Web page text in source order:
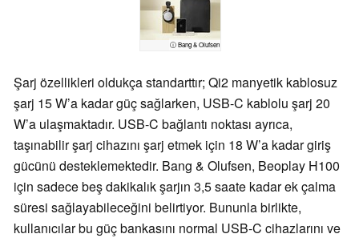
ⓘ Bang & Olufsen
Şarj özellikleri oldukça standarttır; Qi2 manyetik kablosuz
şarj 15 W’a kadar güç sağlarken, USB-C kablolu şarj 20
W’a ulaşmaktadır. USB-C bağlantı noktası ayrıca,
taşınabilir şarj cihazını şarj etmek için 18 W’a kadar giriş
gücünü desteklemektedir. Bang & Olufsen, Beoplay H100
için sadece beş dakikalık şarjın 3,5 saate kadar ek çalma
süresi sağlayabileceğini belirtiyor. Bununla birlikte,
kullanıcılar bu güç bankasını normal USB-C cihazlarını ve